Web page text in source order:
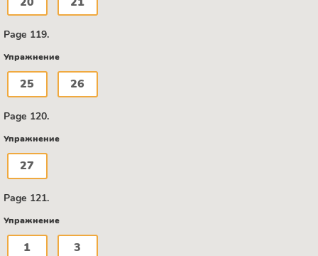
Page 119.
Упражнение
25 26
Page 120.
Упражнение
27
Page 121.
Упражнение
1 3